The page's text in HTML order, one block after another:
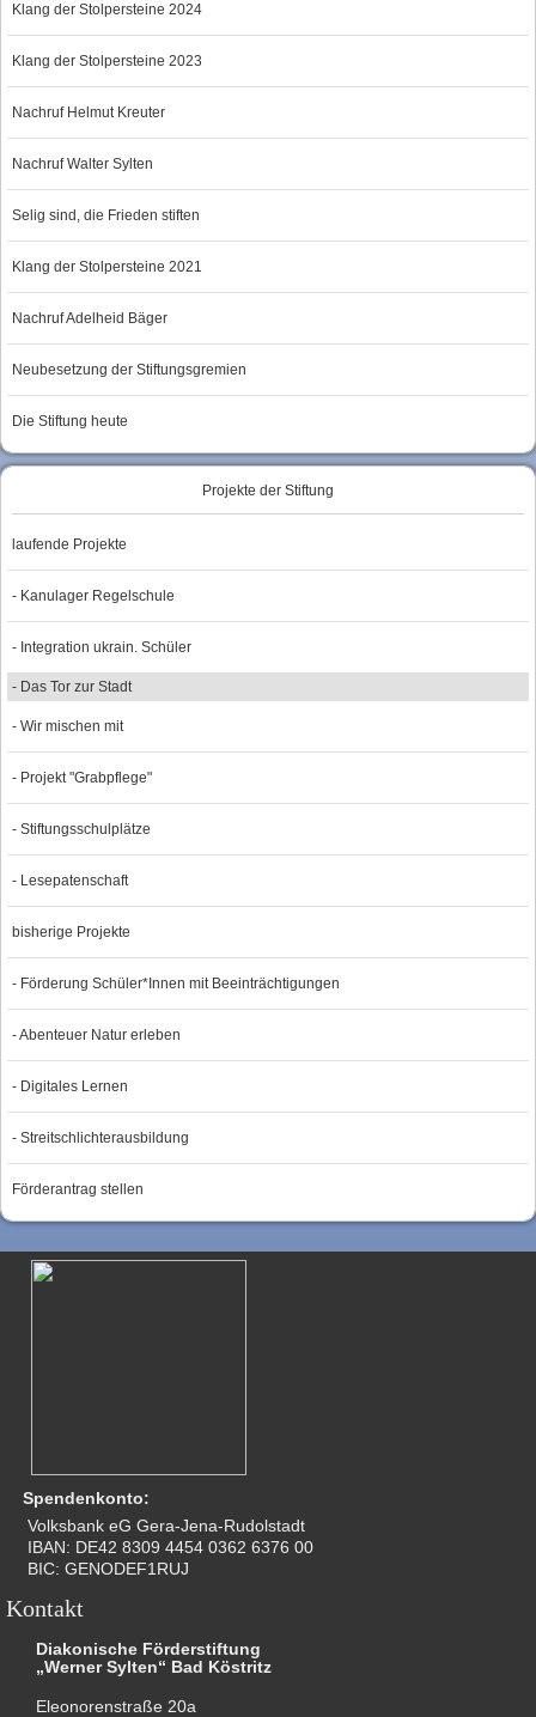
Klang der Stolpersteine 2024
Klang der Stolpersteine 2023
Nachruf Helmut Kreuter
Nachruf Walter Sylten
Selig sind, die Frieden stiften
Klang der Stolpersteine 2021
Nachruf Adelheid Bäger
Neubesetzung der Stiftungsgremien
Die Stiftung heute
Projekte der Stiftung
laufende Projekte
- Kanulager Regelschule
- Integration ukrain. Schüler
- Das Tor zur Stadt
- Wir mischen mit
- Projekt "Grabpflege"
- Stiftungsschulplätze
- Lesepatenschaft
bisherige Projekte
- Förderung Schüler*Innen mit Beeinträchtigungen
- Abenteuer Natur erleben
- Digitales Lernen
- Streitschlichterausbildung
Förderantrag stellen
Spendenkonto:
Volksbank eG Gera-Jena-Rudolstadt
IBAN: DE42 8309 4454 0362 6376 00
BIC: GENODEF1RUJ
Kontakt
Diakonische Förderstiftung
„Werner Sylten“ Bad Köstritz
Eleonorenstraße 20a